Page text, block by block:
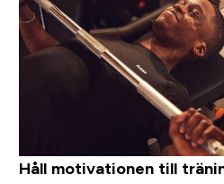
Håll motivationen till